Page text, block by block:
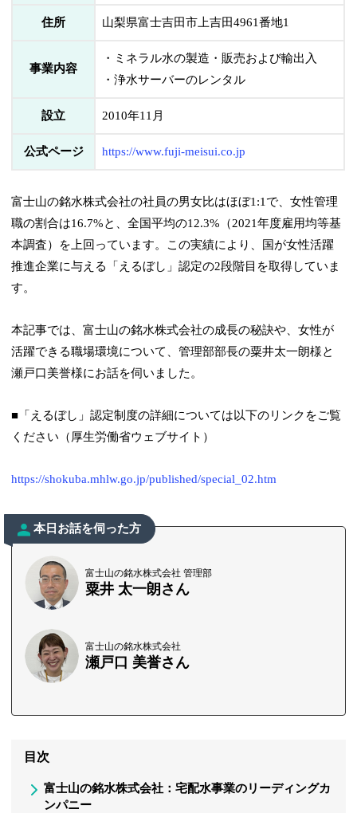
住所 山梨県富士吉田市上吉田4961番地1
事業内容
・ミネラル水の製造・販売および輸出入
・浄水サーバーのレンタル
設立 2010年11月
公式ページ https://www.fuji-meisui.co.jp
富士山の銘水株式会社の社員の男女比はほぼ1:1で、女性管理
職の割合は16.7%と、全国平均の12.3%（2021年度雇用均等基
本調査）を上回っています。この実績により、国が女性活躍
推進企業に与える「えるぼし」認定の2段階目を取得していま
す。
本記事では、富士山の銘水株式会社の成長の秘訣や、女性が
活躍できる職場環境について、管理部部長の粟井太一朗様と
瀬戸口美誉様にお話を伺いました。
■「えるぼし」認定制度の詳細については以下のリンクをご覧
ください（厚生労働省ウェブサイト）
https://shokuba.mhlw.go.jp/published/special_02.htm
本日お話を伺った方
富士山の銘水株式会社 管理部
粟井 太一朗さん
富士山の銘水株式会社
瀬戸口 美誉さん
目次
富士山の銘水株式会社：宅配水事業のリーディングカ
ンパニー